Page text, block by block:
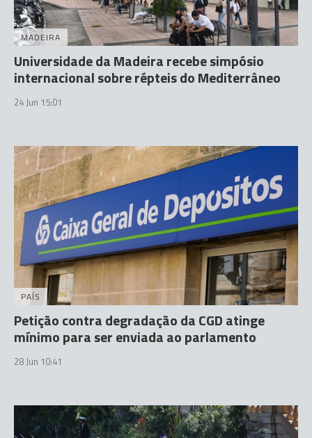
MADEIRA
Universidade da Madeira recebe simpósio
internacional sobre répteis do Mediterrâneo
24 Jun 15:01
PAÍS
Petição contra degradação da CGD atinge
mínimo para ser enviada ao parlamento
28 Jun 10:41